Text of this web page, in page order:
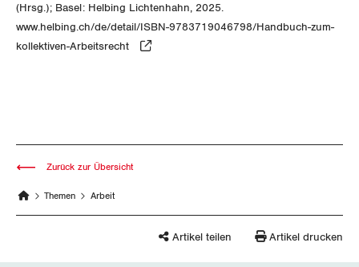
Wallis
(Hrsg.); Basel: Helbing Lichtenhahn, 2025.
www.helbing.ch/de/detail/ISBN-9783719046798/Handbuch-zum-
kollektiven-Arbeitsrecht
Themen Arbeit
Zurück zur Übersicht
Artikel teilen Artikel drucken